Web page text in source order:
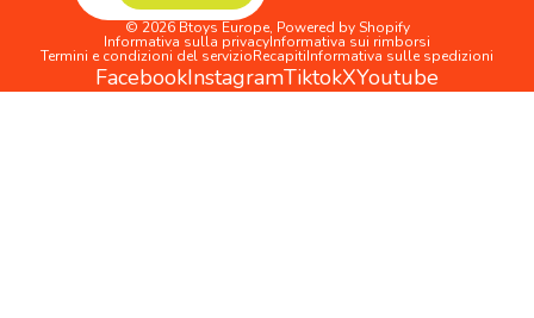
© 2026 Btoys Europe, Powered by Shopify
Informativa sulla privacyInformativa sui rimborsi
Termini e condizioni del servizioRecapitiInformativa sulle spedizioni
FacebookInstagramTiktokXYoutube